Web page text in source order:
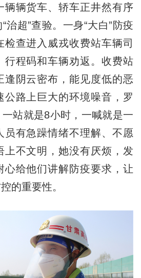
辆货车、轿车正井然有序
治超”查验。一身“大白”防疫
检查进入威戎收费站车辆司
行程码和车辆劝返。收费站
逢阴云密布，能见度低的恶
公路上巨大的环境噪音，罗
站就是8小时，一喊就是一
员有急躁情绪不理解、不愿
上不文明，她没有厌烦，发
心给他们讲解防疫要求，让
的重要性。